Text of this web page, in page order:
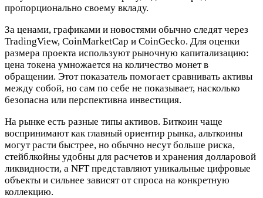
пропорционально своему вкладу.
За ценами, графиками и новостями обычно следят через
TradingView, CoinMarketCap и CoinGecko. Для оценки
размера проекта используют рыночную капитализацию:
цена токена умножается на количество монет в
обращении. Этот показатель помогает сравнивать активы
между собой, но сам по себе не показывает, насколько
безопасна или перспективна инвестиция.
На рынке есть разные типы активов. Биткоин чаще
воспринимают как главный ориентир рынка, альткоины
могут расти быстрее, но обычно несут больше риска,
стейблкойны удобны для расчетов и хранения долларовой
ликвидности, а NFT представляют уникальные цифровые
объекты и сильнее зависят от спроса на конкретную
коллекцию.